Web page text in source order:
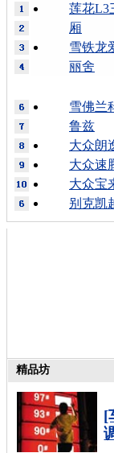
莲花L3
厢
雪铁龙
丽舍
雪佛兰
鲁兹
大众朗
大众速
大众宝
别克凯
精品坊
[